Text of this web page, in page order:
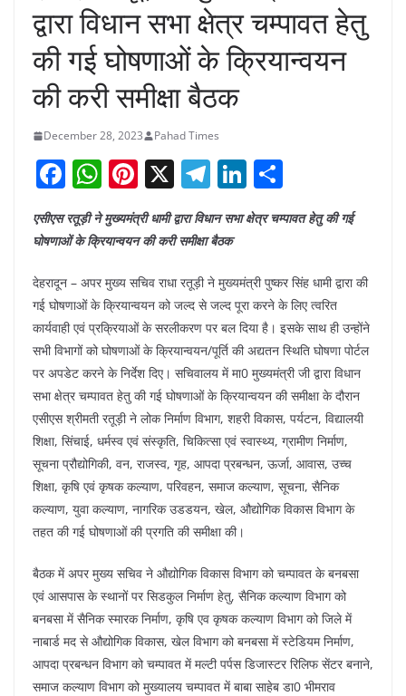
द्वारा विधान सभा क्षेत्र चम्पावत हेतु
की गई घोषणाओं के क्रियान्वयन
की करी समीक्षा बैठक
December 28, 2023 Pahad Times
F
c
b
o
o
k
W
at
A
p
p
Pi
nt
er
st
X T
e
a
m
Li
n
k
dI
n
ar
एसीएस रतूड़ी ने मुख्यमंत्री धामी द्वारा विधान सभा क्षेत्र चम्पावत हेतु की गई
घोषणाओं के क्रियान्वयन की करी समीक्षा बैठक
देहरादून – अपर मुख्य सचिव राधा रतूड़ी ने मुख्यमंत्री पुष्कर सिंह धामी द्वारा की
गई घोषणाओं के क्रियान्वयन को जल्द से जल्द पूरा करने के लिए त्वरित
कार्यवाही एवं प्रक्रियाओं के सरलीकरण पर बल दिया है। इसके साथ ही उन्होंने
सभी विभागों को घोषणाओं के क्रियान्वयन/पूर्ति की अद्यतन स्थिति घोषणा पोर्टल
पर अपडेट करने के निर्देश दिए। सचिवालय में मा0 मुख्यमंत्री जी द्वारा विधान
सभा क्षेत्र चम्पावत हेतु की गई घोषणाओं के क्रियान्वयन की समीक्षा के दौरान
एसीएस श्रीमती रतूड़ी ने लोक निर्माण विभाग, शहरी विकास, पर्यटन, विद्यालयी
शिक्षा, सिंचाई, धर्मस्व एवं संस्कृति, चिकित्सा एवं स्वास्थ्य, ग्रामीण निर्माण,
सूचना प्रौद्योगिकी, वन, राजस्व, गृह, आपदा प्रबन्धन, ऊर्जा, आवास, उच्च
शिक्षा, कृषि एवं कृषक कल्याण, परिवहन, समाज कल्याण, सूचना, सैनिक
कल्याण, युवा कल्याण, नागरिक उडडयन, खेल, औद्योगिक विकास विभाग के
तहत की गई घोषणाओं की प्रगति की समीक्षा की।
बैठक में अपर मुख्य सचिव ने औद्योगिक विकास विभाग को चम्पावत के बनबसा
एवं आसपास के स्थानों पर सिडकुल निर्माण हेतु, सैनिक कल्याण विभाग को
बनबसा में सैनिक स्मारक निर्माण, कृषि एव कृषक कल्याण विभाग को जिले में
नाबार्ड मद से औद्योगिक विकास, खेल विभाग को बनबसा में स्टेडियम निर्माण,
आपदा प्रबन्धन विभाग को चम्पावत में मल्टी पर्पस डिजास्टर रिलिफ सेंटर बनाने,
समाज कल्याण विभाग को मुख्यालय चम्पावत में बाबा साहेब डा0 भीमराव